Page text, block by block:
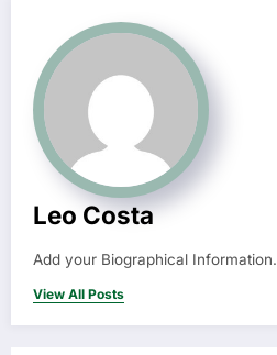
Leo Costa
Add your Biographical Information.
View All Posts